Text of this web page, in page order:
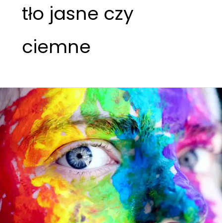
tło jasne czy
ciemne